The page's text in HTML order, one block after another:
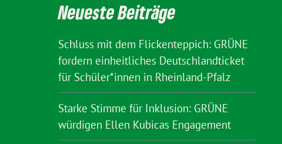
Neueste Beiträge
Schluss mit dem Flickenteppich: GRÜNE
fordern einheitliches Deutschlandticket
für Schüler*innen in Rheinland-Pfalz
Starke Stimme für Inklusion: GRÜNE
würdigen Ellen Kubicas Engagement